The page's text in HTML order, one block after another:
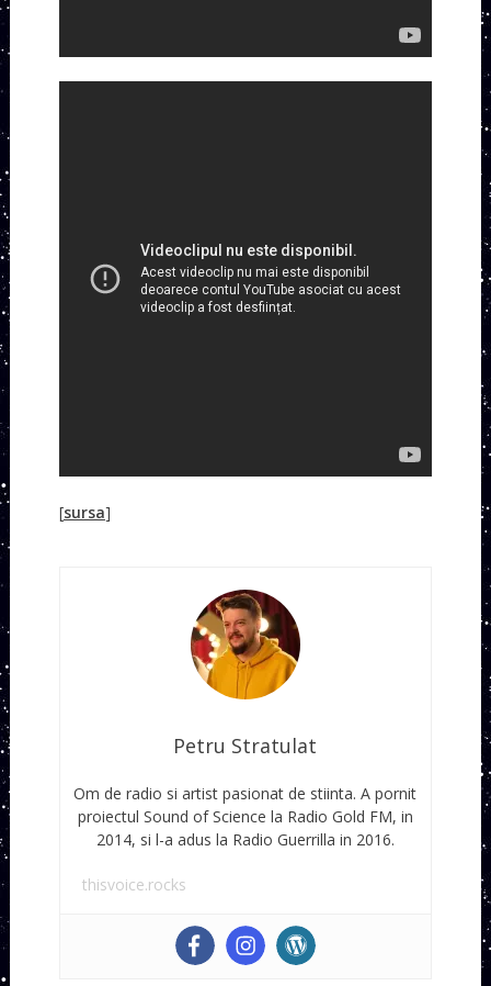
[sursa]
Petru Stratulat
Om de radio si artist pasionat de stiinta. A pornit
proiectul Sound of Science la Radio Gold FM, in
2014, si l-a adus la Radio Guerrilla in 2016.
thisvoice.rocks